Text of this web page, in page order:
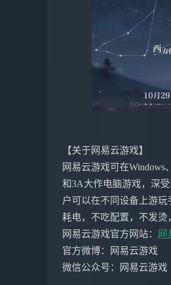
【关于网易云游戏】
网易云游戏可在Windows
和3A大作电脑游戏，深
户可以在不同设备上游
耗电，不吃配置，不发烫
网易云游戏官方网站：
网
官方微博：网易云游戏
微信公众号：网易云游戏